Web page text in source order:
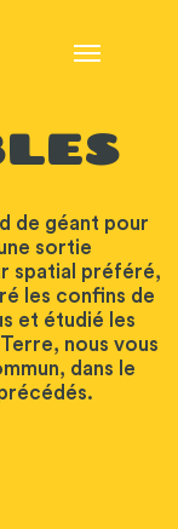
de géant pour
sortie
spatial préféré,
les confins de
et étudié les
nous vous
dans le